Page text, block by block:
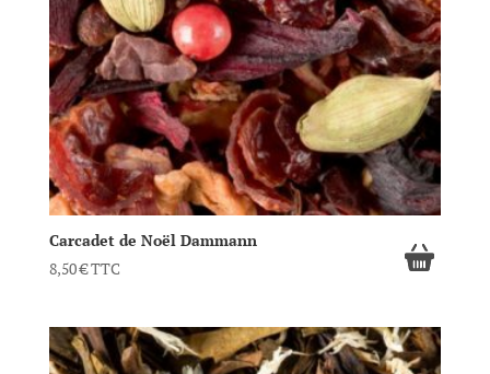
Carcadet de Noël Dammann
8,50€TTC